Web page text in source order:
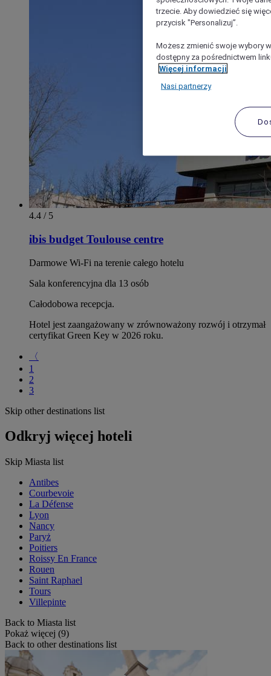
4.4 / 5
ibis budget Toulouse centre
Darmowe Wi‑Fi na terenie całego hotelu
Sala konferencyjna dla 13 osób
Całodobowa recepcja.
Hotel jest zaangażowany w zrównoważony rozwój i otrzymał
certyfikat Green Key w 2026 roku.
〈
1
2
3
Skip other destinations list
Odkryj więcej hoteli
Skip Miasta list
Antibes
Courbevoie
La Défense
Lyon
Nancy
Paryż
Poitiers
Roissy En France
Rouen
Saint Raphael
Tours
Villepinte
Back to Miasta list
Pokaż więcej (9)
Back to other destinations list
trzecie. Aby dowiedzieć się
przycisk "Personalizuj”.
Możesz zmienić swoje wybory
dostępny za pośrednictwem
Więcej informacji
Nasi partnerzy